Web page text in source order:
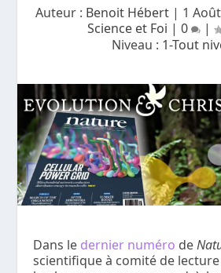
Auteur : Benoit Hébert| 1
Science et Foi | 0
|
Niveau : 1-Tout
Dans le dernier numéro de
scientifique à comité de